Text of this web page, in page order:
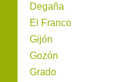
Degaña
El Franco
Gijón
Gozón
Grado